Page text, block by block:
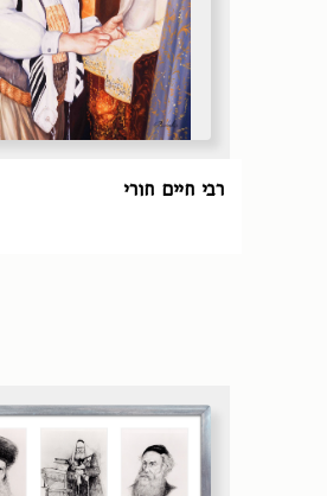
רבי חיים חורי